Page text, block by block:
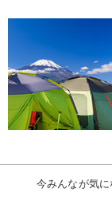
今みんなが気